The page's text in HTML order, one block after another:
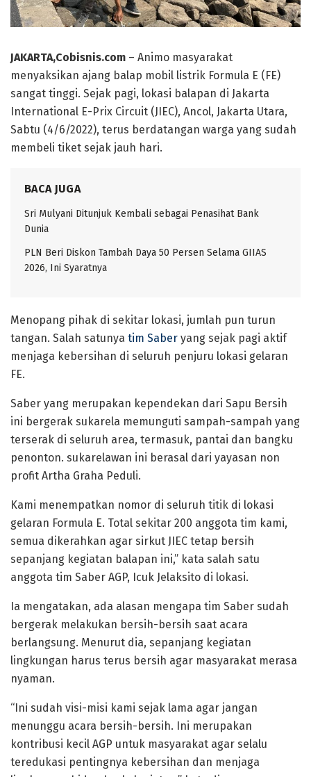
JAKARTA,Cobisnis.com – Animo masyarakat
menyaksikan ajang balap mobil listrik Formula E (FE)
sangat tinggi. Sejak pagi, lokasi balapan di Jakarta
International E-Prix Circuit (JIEC), Ancol, Jakarta Utara,
Sabtu (4/6/2022), terus berdatangan warga yang sudah
membeli tiket sejak jauh hari.
BACA JUGA
Sri Mulyani Ditunjuk Kembali sebagai Penasihat Bank
Dunia
PLN Beri Diskon Tambah Daya 50 Persen Selama GIIAS
2026, Ini Syaratnya
Menopang pihak di sekitar lokasi, jumlah pun turun
tangan. Salah satunya tim Saber yang sejak pagi aktif
menjaga kebersihan di seluruh penjuru lokasi gelaran
FE.
Saber yang merupakan kependekan dari Sapu Bersih
ini bergerak sukarela memunguti sampah-sampah yang
terserak di seluruh area, termasuk, pantai dan bangku
penonton. sukarelawan ini berasal dari yayasan non
profit Artha Graha Peduli.
Kami menempatkan nomor di seluruh titik di lokasi
gelaran Formula E. Total sekitar 200 anggota tim kami,
semua dikerahkan agar sirkut JIEC tetap bersih
sepanjang kegiatan balapan ini,” kata salah satu
anggota tim Saber AGP, Icuk Jelaksito di lokasi.
Ia mengatakan, ada alasan mengapa tim Saber sudah
bergerak melakukan bersih-bersih saat acara
berlangsung. Menurut dia, sepanjang kegiatan
lingkungan harus terus bersih agar masyarakat merasa
nyaman.
“Ini sudah visi-misi kami sejak lama agar jangan
menunggu acara bersih-bersih. Ini merupakan
kontribusi kecil AGP untuk masyarakat agar selalu
teredukasi pentingnya kebersihan dan menjaga